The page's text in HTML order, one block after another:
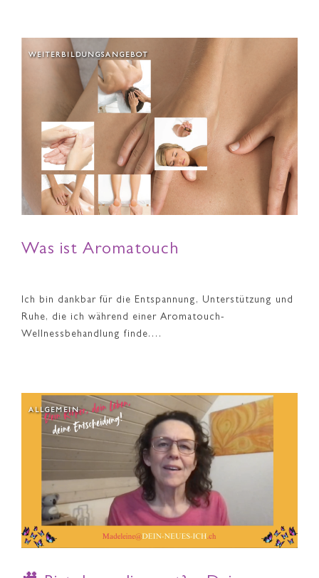
WEITERBILDUNGSANGEBOT
Was ist Aromatouch
Ich bin dankbar für die Entspannung, Unterstützung und
Ruhe, die ich während einer Aromatouch-
Wellnessbehandlung finde.…
ALLGEMEIN